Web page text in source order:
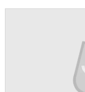
अंशुला की शादी में भले